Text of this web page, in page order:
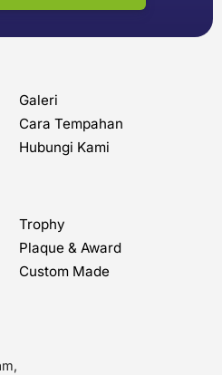
Galeri
Cara Tempahan
Hubungi Kami
Trophy
Plaque & Award
Custom Made